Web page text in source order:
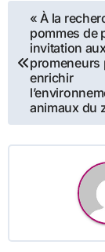
l’article
« À la
pommes de
invitation aux
promeneurs
enrichir
animaux du